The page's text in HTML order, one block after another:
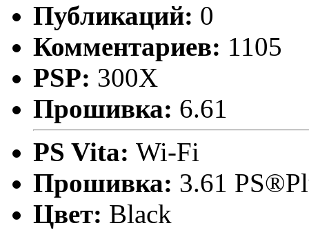
Публикаций: 0
Комментариев: 1105
PSP: 300X
Прошивка: 6.61
PS Vita: Wi-Fi
Прошивка: 3.61
Цвет: Black